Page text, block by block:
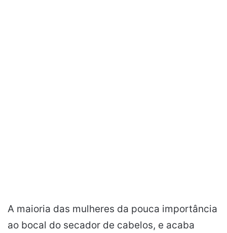
A maioria das mulheres da pouca importância
ao bocal do secador de cabelos, e acaba